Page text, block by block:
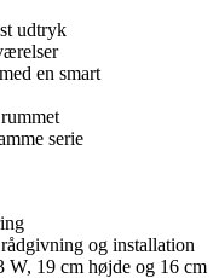
udtryk
en smart
serie
og installation
W, 19 cm højde og 16 cm